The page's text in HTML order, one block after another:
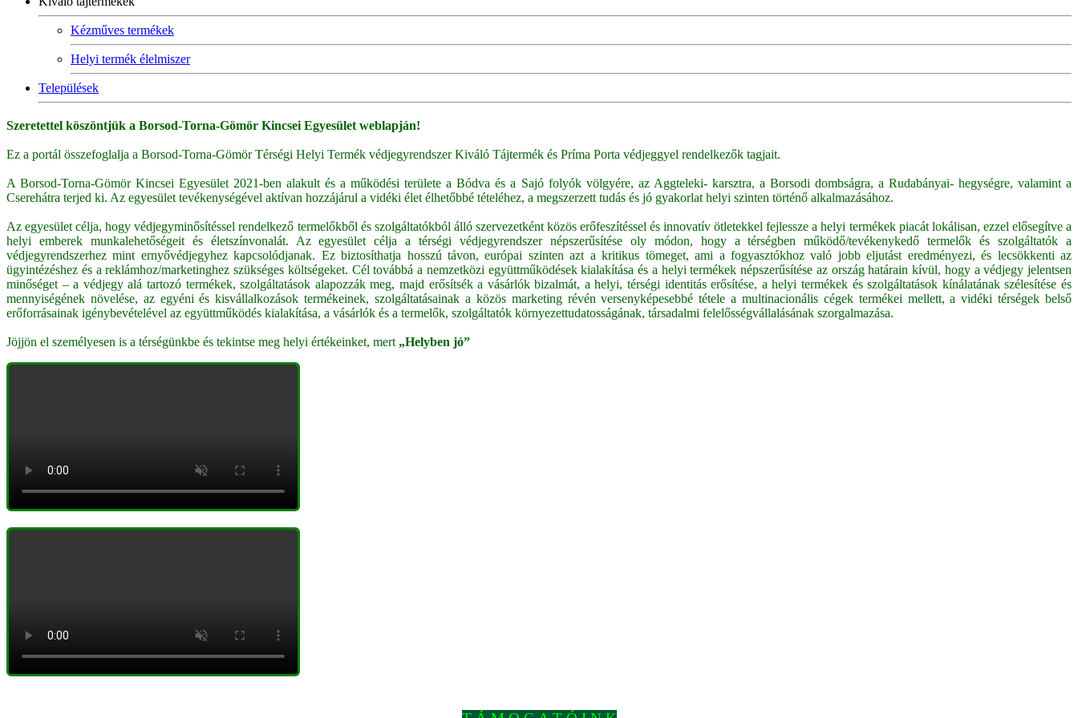
Kézműves termékek
Helyi termék élelmiszer
Települések
Szeretettel köszöntjük a Borsod-Torna-Gömör Kincsei Egyesület weblapján!
Ez a portál összefoglalja a Borsod-Torna-Gömör Térségi Helyi Termék védjegyrendszer Kiváló Tájtermék és Príma Porta védjeggyel rendelkezők tagjait.
A Borsod-Torna-Gömör Kincsei Egyesület 2021-ben alakult és a működési területe a Bódva és a Sajó folyók völgyére, az Aggteleki- karsztra, a Borsodi dombságra, a Rudabányai- hegységre, valamint a
Cserehátra terjed ki. Az egyesület tevékenységével aktívan hozzájárul a vidéki élet élhetőbbé tételéhez, a megszerzett tudás és jó gyakorlat helyi szinten történő alkalmazásához.
Az egyesület célja, hogy védjegyminősítéssel rendelkező termelőkből és szolgáltatókból álló szervezetként közös erőfeszítéssel és innovatív ötletekkel fejlessze a helyi termékek piacát lokálisan, ezzel elősegítve a
helyi emberek munkalehetőségeit és életszínvonalát. Az egyesület célja a térségi védjegyrendszer népszerűsítése oly módon, hogy a térségben működő/tevékenykedő termelők és szolgáltatók a
védjegyrendszerhez mint ernyővédjegyhez kapcsolódjanak. Ez biztosíthatja hosszú távon, európai szinten azt a kritikus tömeget, ami a fogyasztókhoz való jobb eljutást eredményezi, és lecsökkenti az
ügyintézéshez és a reklámhoz/marketinghez szükséges költségeket. Cél továbbá a nemzetközi együttműködések kialakítása és a helyi termékek népszerűsítése az ország határain kívül, hogy a védjegy jelentsen
minőséget – a védjegy alá tartozó termékek, szolgáltatások alapozzák meg, majd erősítsék a vásárlók bizalmát, a helyi, térségi identitás erősítése, a helyi termékek és szolgáltatások kínálatának szélesítése és
mennyiségének növelése, az egyéni és kisvállalkozások termékeinek, szolgáltatásainak a közös marketing révén versenyképesebbé tétele a multinacionális cégek termékei mellett, a vidéki térségek belső
erőforrásainak igénybevételével az együttműködés kialakítása, a vásárlók és a termelők, szolgáltatók környezettudatosságának, társadalmi felelősségvállalásának szorgalmazása.
Jöjjön el személyesen is a térségünkbe és tekintse meg helyi értékeinket, mert „Helyben jó”